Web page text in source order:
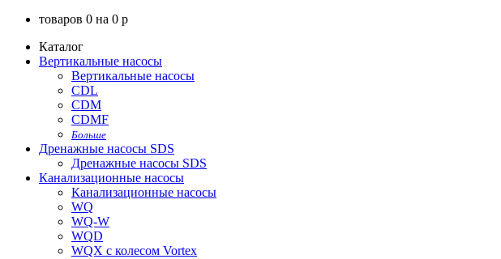
товаров 0 на 0 p
Каталог
Вертикальные насосы
Вертикальные насосы
CDL
CDM
CDMF
Больше
Дренажные насосы SDS
Дренажные насосы SDS
Канализационные насосы
Канализационные насосы
WQ
WQ-W
WQD
WQX с колесом Vortex